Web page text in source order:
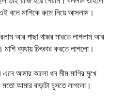
বলে মাগিকে রুমে নিয়ে আসলাম।
আর পাছা থাপ্পর মারতে লাগলাম আর
মাগি ব্যথায় চিৎকার করতে লাগলো।
আমার কালো ধন মীম মাগির মুখে
মতো আমার বাড়াটা চুসতে লাগলো।